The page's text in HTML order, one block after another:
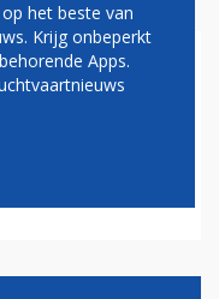
bekend
het beste van
Krijg onbeperkt
Apps.